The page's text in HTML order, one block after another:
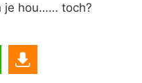
je hou…… toch?